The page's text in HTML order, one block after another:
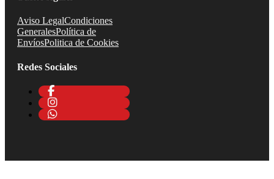
Aviso LegalCondiciones
GeneralesPolítica de
EnvíosPolitica de Cookies
Redes Sociales